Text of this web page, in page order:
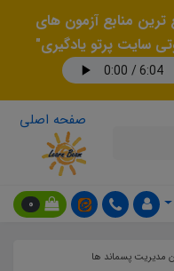
ترین منابع آزمون های
سایت پرتو یادگیری"
صفحه اصلی
0
مدیریت پسماند ها